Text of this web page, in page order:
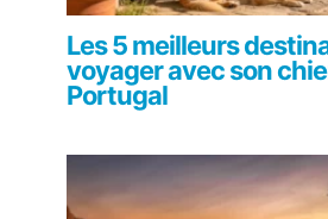
Les 5 meilleurs
voyager avec son
Portugal